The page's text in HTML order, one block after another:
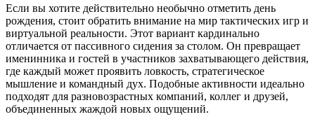
Если вы хотите действительно необычно отметить день
рождения, стоит обратить внимание на мир тактических игр и
виртуальной реальности. Этот вариант кардинально
отличается от пассивного сидения за столом. Он превращает
именинника и гостей в участников захватывающего действия,
где каждый может проявить ловкость, стратегическое
мышление и командный дух. Подобные активности идеально
подходят для разновозрастных компаний, коллег и друзей,
объединенных жаждой новых ощущений.